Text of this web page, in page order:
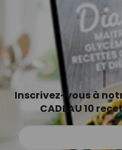
Inscrivez-vous à
CADEAU 10